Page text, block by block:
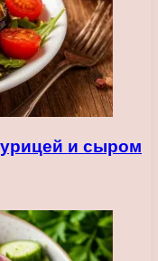
и сыром